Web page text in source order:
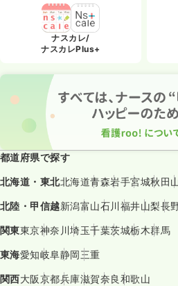
ナスカレ/
ナスカレPlus+
都道府県で探す
北海道・東北北海道青森岩手宮城秋田
北陸・甲信越新潟富山石川福井山梨長
関東東京神奈川埼玉千葉茨城栃木群馬
東海愛知岐阜静岡三重
関西大阪京都兵庫滋賀奈良和歌山